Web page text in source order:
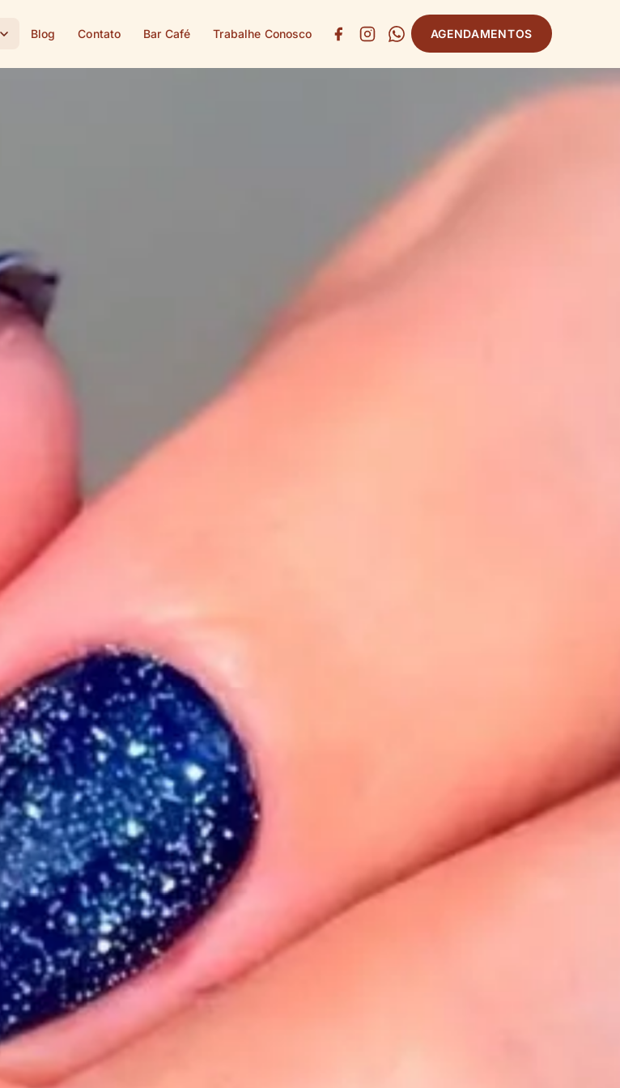
Blog Contato Bar Café Trabalhe Conosco AGENDAMENTOS